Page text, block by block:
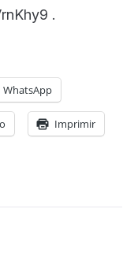
.
WhatsApp
Imprimir